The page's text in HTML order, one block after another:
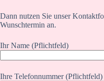
Dann nutzen Sie unser
Wunschtermin an.
Ihr Name (Pflichtfeld)
Ihre Telefonnummer (Pflichtfeld)